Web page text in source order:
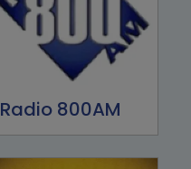
Radio 800AM